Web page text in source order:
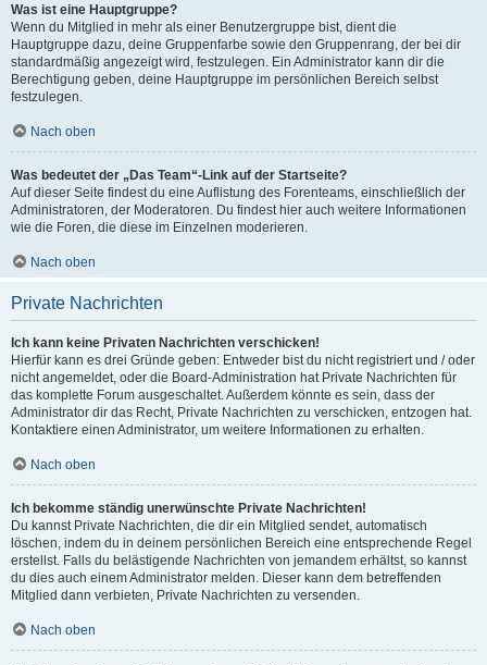
Was ist eine Hauptgruppe?
Wenn du Mitglied in mehr als einer Benutzergruppe bist, dient die
Hauptgruppe dazu, deine Gruppenfarbe sowie den Gruppenrang, der bei dir
standardmäßig angezeigt wird, festzulegen. Ein Administrator kann dir die
Berechtigung geben, deine Hauptgruppe im persönlichen Bereich selbst
festzulegen.
Nach oben
Was bedeutet der „Das Team“-Link auf der Startseite?
Auf dieser Seite findest du eine Auflistung des Forenteams, einschließlich der
Administratoren, der Moderatoren. Du findest hier auch weitere Informationen
wie die Foren, die diese im Einzelnen moderieren.
Nach oben
Private Nachrichten
Ich kann keine Privaten Nachrichten verschicken!
Hierfür kann es drei Gründe geben: Entweder bist du nicht registriert und / oder
nicht angemeldet, oder die Board-Administration hat Private Nachrichten für
das komplette Forum ausgeschaltet. Außerdem könnte es sein, dass der
Administrator dir das Recht, Private Nachrichten zu verschicken, entzogen hat.
Kontaktiere einen Administrator, um weitere Informationen zu erhalten.
Nach oben
Ich bekomme ständig unerwünschte Private Nachrichten!
Du kannst Private Nachrichten, die dir ein Mitglied sendet, automatisch
löschen, indem du in deinem persönlichen Bereich eine entsprechende Regel
erstellst. Falls du belästigende Nachrichten von jemandem erhältst, so kannst
du dies auch einem Administrator melden. Dieser kann dem betreffenden
Mitglied dann verbieten, Private Nachrichten zu versenden.
Nach oben